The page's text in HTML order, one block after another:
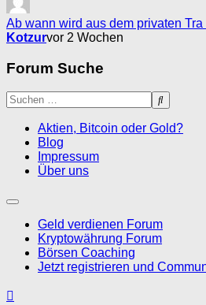
Ab wann wird aus dem privaten
Kotzurvor 2 Wochen
Forum Suche
Aktien, Bitcoin oder Gold?
Blog
Impressum
Über uns
Geld verdienen Forum
Kryptowährung Forum
Börsen Coaching
Jetzt registrieren und